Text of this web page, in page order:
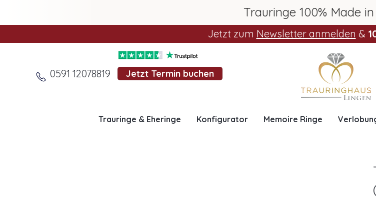
Trauringe 100% Made
Jetzt zum Newsletter anmelden &
0591 12078819 Jetzt Termin buchen
Trauringe & Eheringe Konfigurator Memoire Ringe